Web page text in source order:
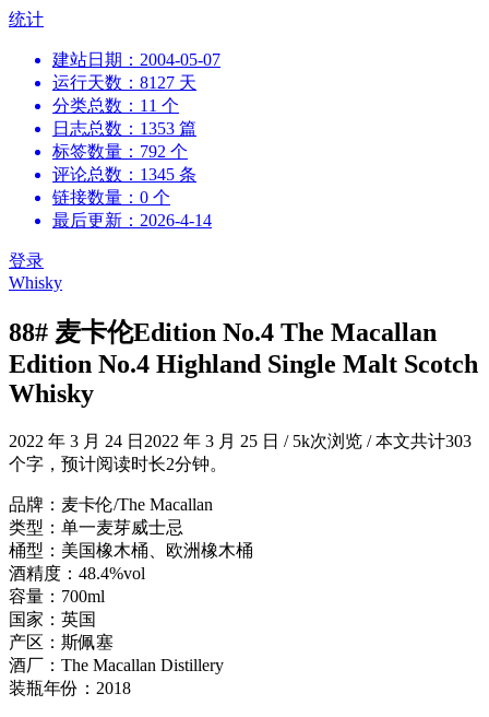
跳
统计
建站日期：2004-05-07
运行天数：8127 天
分类总数：11 个
日志总数：1353 篇
标签数量：792 个
评论总数：1345 条
链接数量：0 个
最后更新：2026-4-14
登录
Whisky
88# 麦卡伦Edition No.4 The Macallan
Edition No.4 Highland Single Malt Scotch
Whisky
2022 年 3 月 24 日 2022 年 3 月 25 日 /5k次浏览 /本文共计303
个字，预计阅读时长2分钟。
品牌：麦卡伦/The Macallan
类型：单一麦芽威士忌
桶型：美国橡木桶、欧洲橡木桶
酒精度：48.4%vol
容量：700ml
国家：英国
产区：斯佩塞
酒厂：The Macallan Distillery
装瓶年份：2018